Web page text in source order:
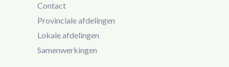
Contact
Provinciale afdelingen
Lokale afdelingen
Samenwerkingen